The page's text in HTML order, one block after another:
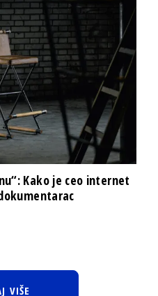
Kako je ceo internet
VIŠE